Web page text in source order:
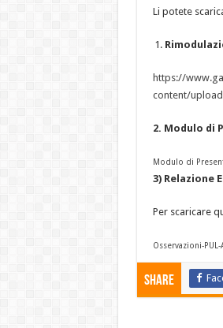
Li potete
https://
content/
2. Modulo di
Modulo di
3) Relazione
Per scaricare
Osservazioni-
Share